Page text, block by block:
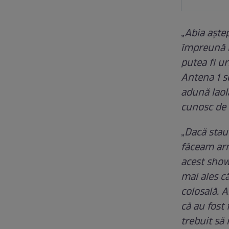
„Abia
împreună
putea fi
Antena 1
adună
cunosc
„Dacă
făceam
acest
mai ales
colosală.
că au fost
trebuit să